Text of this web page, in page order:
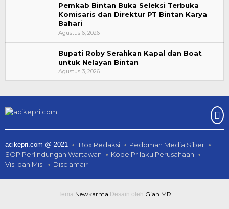
Pemkab Bintan Buka Seleksi Terbuka
Komisaris dan Direktur PT Bintan Karya
Bahari
Agustus 6, 2026
Bupati Roby Serahkan Kapal dan Boat
untuk Nelayan Bintan
Agustus 3, 2026
acikepri.com @ 2021 Box Redaksi
Pedoman Media Siber
SOP Perlindungan Wartawan
Kode Prilaku Perusahaan
Visi dan Misi
Disclamair
Tema Newkarma Desain oleh Gian MR